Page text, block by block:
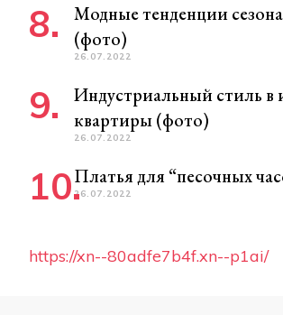
Модные тенденции
(фото)
26.07.2022
Индустриальный стиль в
квартиры (фото)
26.07.2022
Платья для “песочных
26.07.2022
https://xn--80adfe7b4f.xn--p1ai/